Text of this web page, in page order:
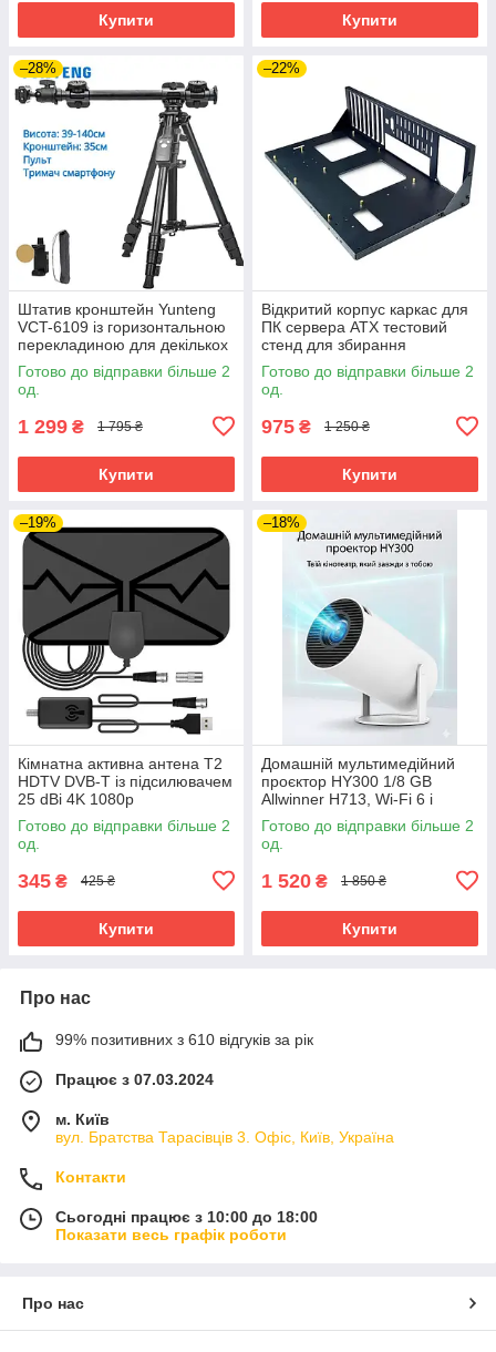
Купити Купити
–28%
Штатив кронштейн Yunteng
VCT-6109 із горизонтальною
перекладиною для декількох
пристроїв з можливістю
горизонтального знімання
Готово до відправки більше 2
од.
1 299 ₴ 1 795 ₴
Купити
–22%
Відкритий корпус каркас для
ПК сервера ATX тестовий
стенд для збирання
комплектуючих
Готово до відправки більше 2
од.
975 ₴ 1 250 ₴
Купити
–19%
Кімнатна активна антена Т2
HDTV DVB-T із підсилювачем
25 dBi 4K 1080p
Готово до відправки більше 2
од.
345 ₴ 425 ₴
Купити
–18%
Домашній мультимедійний
проєктор HY300 1/8 GB
Allwinner H713, Wi-Fi 6 і
Bluetooth 5.0
Готово до відправки більше 2
од.
1 520 ₴ 1 850 ₴
Купити
Про нас
99% позитивних з 610 відгуків за рік
Працює з 07.03.2024
м. Київ
вул. Братства Тарасівців 3. Офіс, Київ, Україна
Контакти
Сьогодні працює з 10:00 до 18:00
Показати весь графік роботи
Про нас